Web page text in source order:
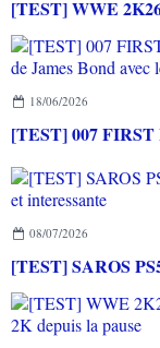
18/06/2026
08/07/2026